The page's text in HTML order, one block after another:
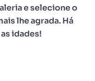
e selecione o
lhe agrada. Há
idades!